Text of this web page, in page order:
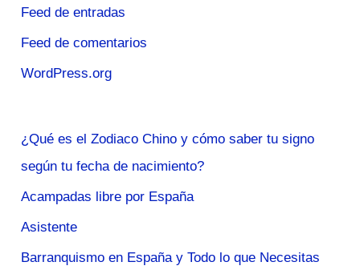
Feed de entradas
Feed de comentarios
WordPress.org
¿Qué es el Zodiaco Chino y cómo saber tu signo
según tu fecha de nacimiento?
Acampadas libre por España
Asistente
Barranquismo en España y Todo lo que Necesitas